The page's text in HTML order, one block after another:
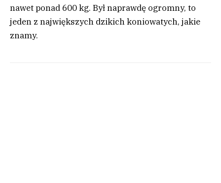
nawet ponad 600 kg. Był naprawdę ogromny, to
jeden z największych dzikich koniowatych, jakie
znamy.